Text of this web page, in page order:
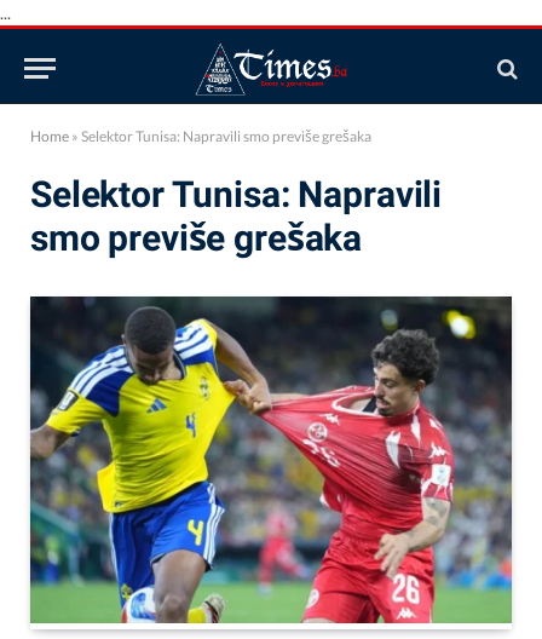
...
Home » Selektor Tunisa: Napravili smo previše grešaka
Selektor Tunisa: Napravili
smo previše grešaka